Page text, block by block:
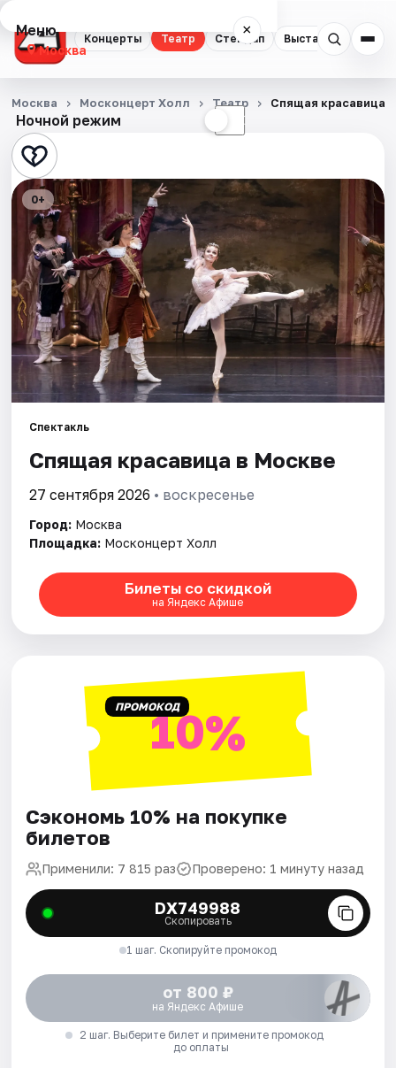
Концерты Театр Стендап Выставки
Меню ×
Москва
Концерты
Театр
Стендап
Выставки
Квесты
Экскурсии
Спорт
События
Артисты
Ночной режим ☾
Москва Москонцерт Холл Театр Спящая красавица
0+
Спектакль
Спящая красавица в Москве
27 сентября 2026 • воскресенье
Город: Москва
Площадка: Москонцерт Холл
Билеты со скидкой
на Яндекс Афише
ПРОМОКОД10%
Сэкономь 10% на покупке
билетов
Применили: 7 815 раз Проверено: 1 минуту назад
DX749988
Скопировать
1 шаг. Скопируйте промокод
от 800 ₽
на Яндекс Афише
2 шаг. Выберите билет и примените промокод
до оплаты